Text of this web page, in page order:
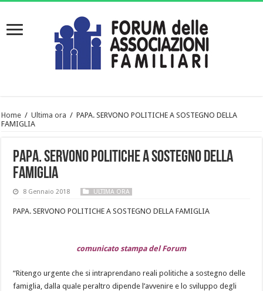
Home / Ultima ora / PAPA. SERVONO POLITICHE A SOSTEGNO DELLA
FAMIGLIA
PAPA. SERVONO POLITICHE A SOSTEGNO DELLA
FAMIGLIA
8 Gennaio 2018 ULTIMA ORA
PAPA. SERVONO POLITICHE A SOSTEGNO DELLA FAMIGLIA
comunicato stampa del Forum
“Ritengo urgente che si intraprendano reali politiche a sostegno delle
famiglia, dalla quale peraltro dipende l’avvenire e lo sviluppo degli